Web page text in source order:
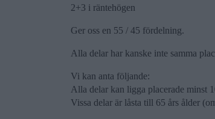
2+3 i räntehögen
Ger oss en 55 / 45 fördelning.
Alla delar har kanske inte samma
Vi kan anta följande:
Alla delar kan ligga placerade minst
Vissa delar är låsta till 65 års ålder